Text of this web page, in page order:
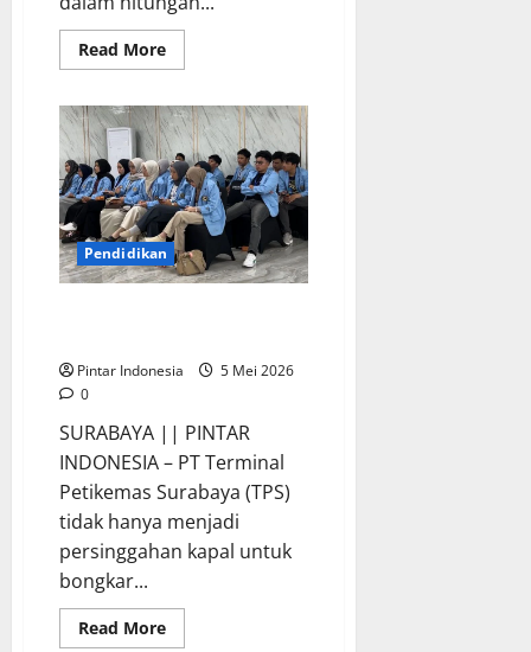
Read MoreRead
more
Muda
Mulai
Belajar
Menjadi
Filmmaker
Berbasis
AI,
Ini
Keseruannya
Pendidikan
Pintar Indonesia
5 Mei 2026
0
SURABAYA || PINTAR
INDONESIA – PT Terminal
Petikemas Surabaya (TPS)
tidak hanya menjadi
persinggahan kapal untuk
bongkar...
Read MoreRead
more